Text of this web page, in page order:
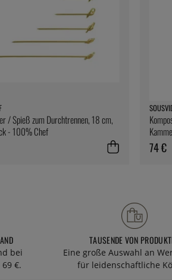
/ Spieß zum Durchtrennen, 18 cm,
- 100% Chef
74 €
bei
€.
TAUSENDE VON
Eine große Auswahl an
für leidenschaftliche